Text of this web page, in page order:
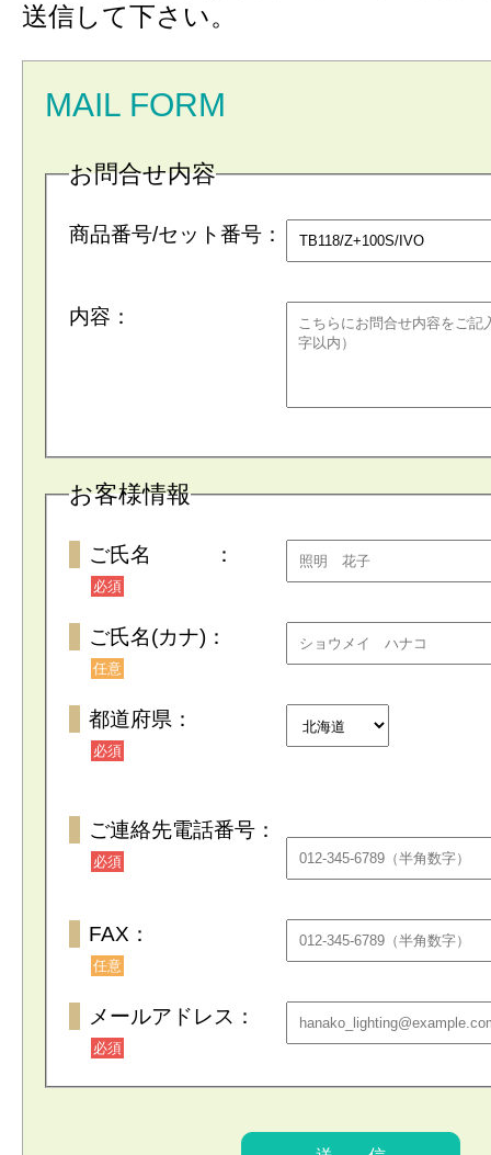
送信して下さい。
MAIL FORM
お問合せ内容
商品番号/セット番号：
内容：
お客様情報
ご氏名 ：
必須
ご氏名(カナ)：
任意
都道府県：
必須
ご連絡先電話番号：
必須
FAX：
任意
メールアドレス：
必須